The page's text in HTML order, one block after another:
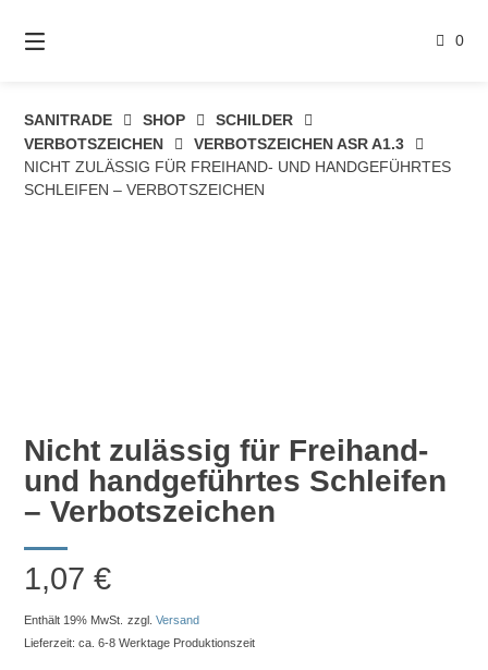
zum
Inhalt
0
SANITRADE SHOP
SCHILDER
VERBOTSZEICHEN
VERBOTSZEICHEN ASR A1.3
NICHT ZULÄSSIG FÜR FREIHAND- UND HANDGEFÜHRTES
SCHLEIFEN – VERBOTSZEICHEN
Nicht zulässig für Freihand-
und handgeführtes Schleifen
– Verbotszeichen
1,07€
Enthält 19% MwSt. zzgl.Versand
Lieferzeit: ca. 6-8 Werktage Produktionszeit